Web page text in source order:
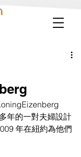
年的一對夫婦設計
年在紐約為他們